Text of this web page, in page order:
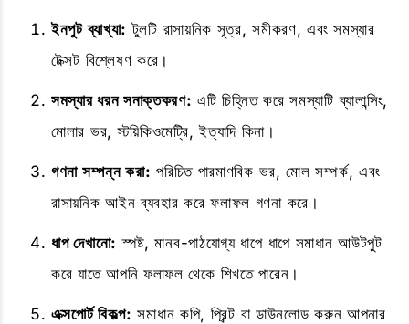
ইনপুট ব্যাখ্যা: টুলটি রাসায়নিক সূত্র, সমীকরণ, এবং সমস্যার
টেক্সট বিশ্লেষণ করে।
সমস্যার ধরন সনাক্তকরণ: এটি চিহ্নিত করে সমস্যাটি ব্যালান্সিং,
মোলার ভর, স্টয়িকিওমেট্রি, ইত্যাদি কিনা।
গণনা সম্পন্ন করা: পরিচিত পারমাণবিক ভর, মোল সম্পর্ক, এবং
রাসায়নিক আইন ব্যবহার করে ফলাফল গণনা করে।
ধাপ দেখানো: স্পষ্ট, মানব-পাঠযোগ্য ধাপে ধাপে সমাধান আউটপুট
করে যাতে আপনি ফলাফল থেকে শিখতে পারেন।
এক্সপোর্ট বিকল্প: সমাধান কপি, প্রিন্ট বা ডাউনলোড করুন আপনার